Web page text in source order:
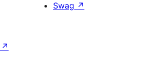
Swag ↗
↗